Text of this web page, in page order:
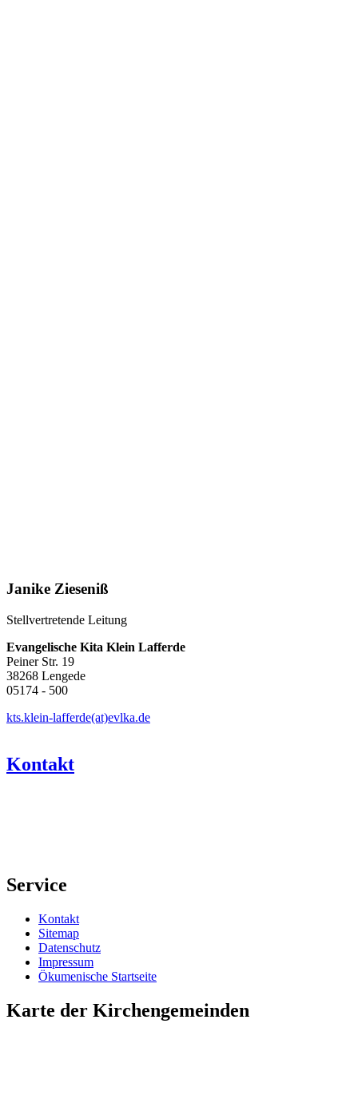
Janike Zieseniß
Stellvertretende Leitung
Evangelische Kita Klein Lafferde
Peiner Str. 19
38268 Lengede
05174 - 500
kts.klein-lafferde(at)evlka.de
Kontakt
Service
Kontakt
Sitemap
Datenschutz
Impressum
Ökumenische Startseite
Karte der Kirchengemeinden